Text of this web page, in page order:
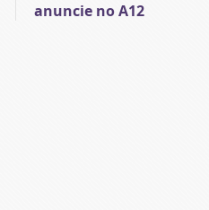
anuncie no A12